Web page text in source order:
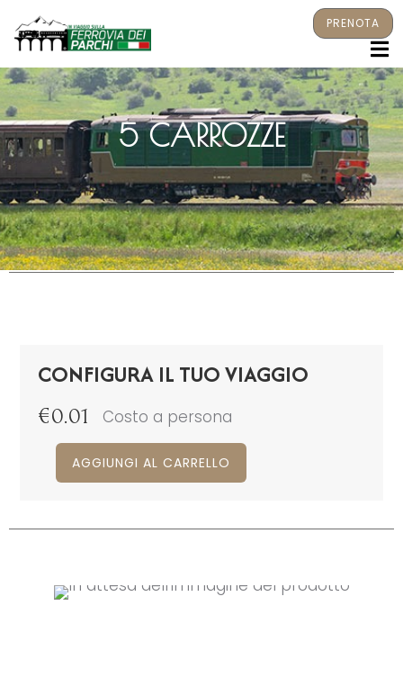
PRENOTA
5 CARROZZE
CONFIGURA IL TUO VIAGGIO
€0.01 Costo a persona
AGGIUNGI AL CARRELLO